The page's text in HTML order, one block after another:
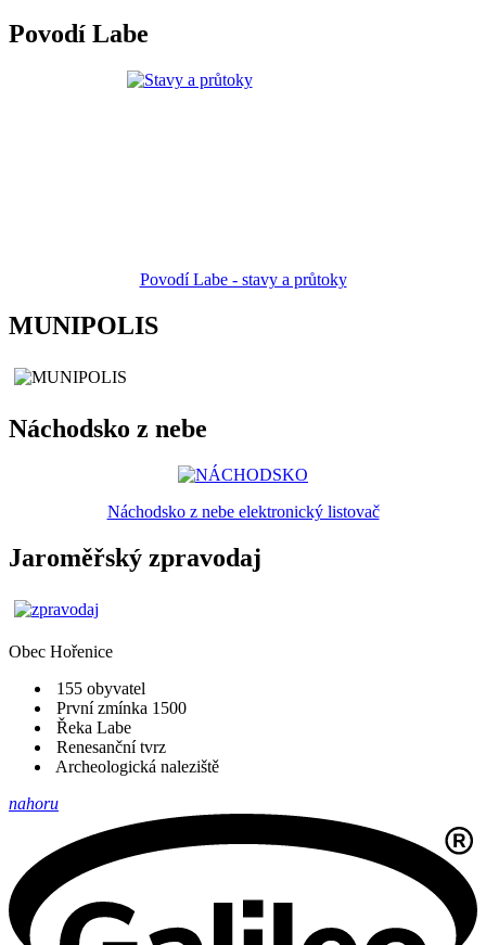
Povodí Labe
Povodí Labe - stavy a průtoky
MUNIPOLIS
Náchodsko z nebe
Náchodsko z nebe elektronický listovač
Jaroměřský zpravodaj
Obec Hořenice
155 obyvatel
První zmínka 1500
Řeka Labe
Renesanční tvrz
Archeologická naleziště
nahoru